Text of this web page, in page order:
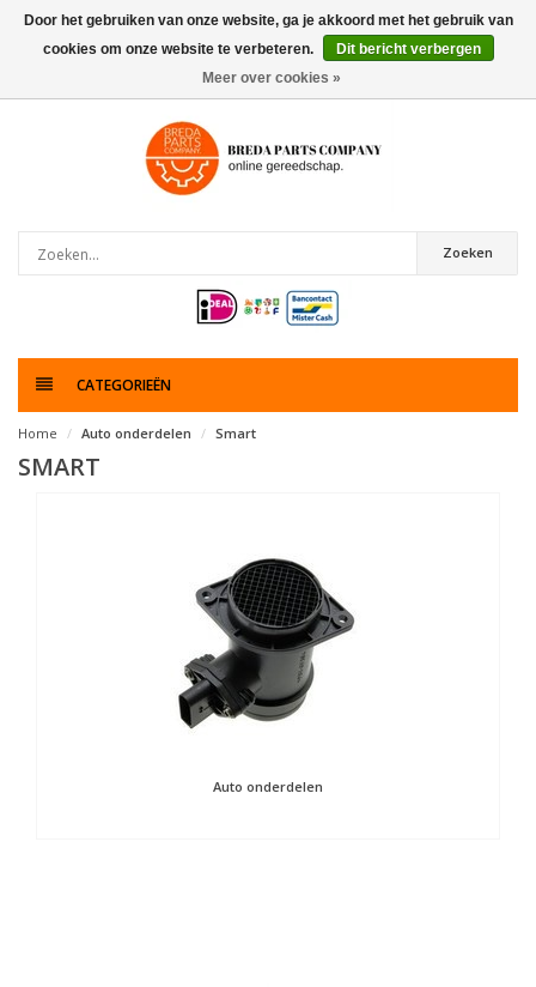
0artikelen
Zoeken
CATEGORIEËN
Home Auto onderdelen Smart
SMART
Auto onderdelen
Door het gebruiken van onze website, ga je akkoord met het gebruik van
cookies om onze website te verbeteren.
Dit bericht verbergen
Meer over cookies »